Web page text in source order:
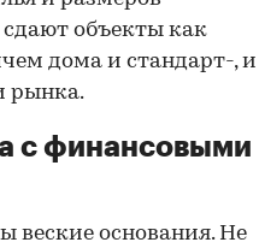
объекты как
дома и стандарт-, и
рынка.
с финансовыми
веские основания. Не